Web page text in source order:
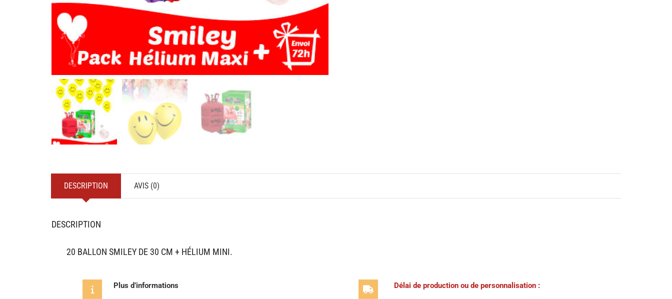
DESCRIPTION AVIS (0)
DESCRIPTION
20 BALLON SMILEY DE 30 CM + HÉLIUM MINI.
Plus d’informations Délai de production ou de personnalisation :